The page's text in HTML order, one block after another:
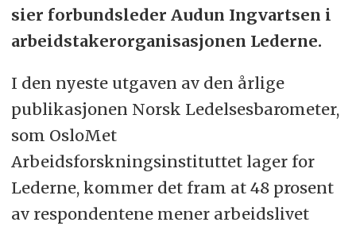
sier forbundsleder Audun Ingvartsen i
arbeidstakerorganisasjonen Lederne.
I den nyeste utgaven av den årlige
publikasjonen Norsk Ledelsesbarometer,
som OsloMet
Arbeidsforskningsinstituttet lager for
Lederne, kommer det fram at 48 prosent
av respondentene mener arbeidslivet